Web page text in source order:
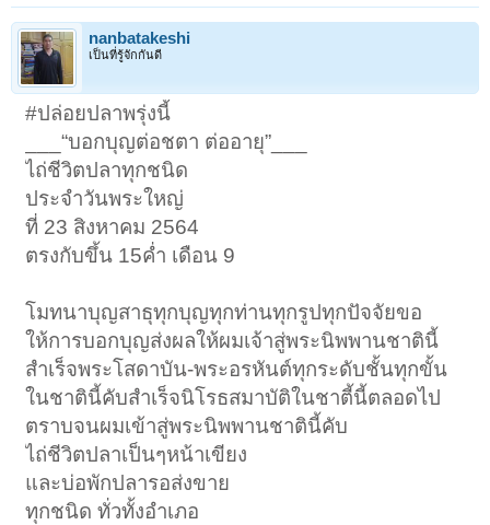
nanbatakeshi
เป็นที่รู้จักกันดี
#ปล่อยปลาพรุ่งนี้
___“บอกบุญต่อชตา ต่ออายุ”___
ไถ่ชีวิตปลาทุกชนิด
ประจำวันพระใหญ่
ที่ 23 สิงหาคม 2564
ตรงกับขึ้น 15ค่ำ เดือน 9
โมทนาบุญสาธุทุกบุญทุกท่านทุกรูปทุกปัจจัยขอ
ให้การบอกบุญส่งผลให้ผมเจ้าสู่พระนิพพานชาตินี้
สำเร็จพระโสดาบัน-พระอรหันต์ทุกระดับชั้นทุกขั้น
ในชาตินี้คับสำเร็จนิโรธสมาบัติในชาตี้นี้ตลอดไป
ตราบจนผมเข้าสู่พระนิพพานชาตินี้คับ
ไถ่ชีวิตปลาเป็นๆหน้าเขียง
และบ่อพักปลารอส่งขาย
ทุกชนิด ทั่วทั้งอำเภอ